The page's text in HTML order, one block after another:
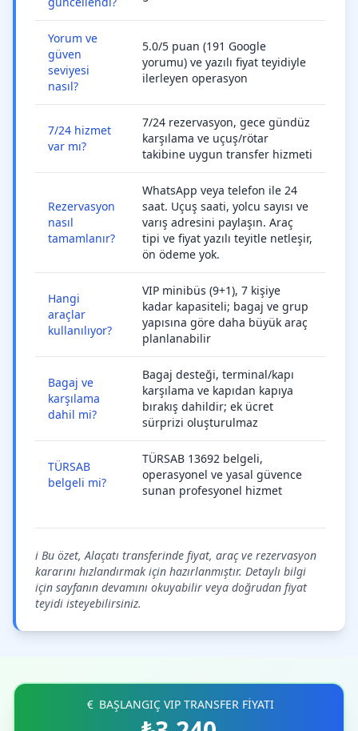
Yorum ve
güven
seviyesi
nasıl?
5.0/5 puan (191 Google
yorumu) ve yazılı fiyat teyidiyle
ilerleyen operasyon
7/24 hizmet
var mı?
7/24 rezervasyon, gece gündüz
karşılama ve uçuş/rötar
takibine uygun transfer hizmeti
Rezervasyon
nasıl
tamamlanır?
WhatsApp veya telefon ile 24
saat. Uçuş saati, yolcu sayısı ve
varış adresini paylaşın. Araç
tipi ve fiyat yazılı teyitle netleşir,
ön ödeme yok.
Hangi
araçlar
kullanılıyor?
VIP minibüs (9+1), 7 kişiye
kadar kapasiteli; bagaj ve grup
yapısına göre daha büyük araç
planlanabilir
Bagaj ve
karşılama
dahil mi?
Bagaj desteği, terminal/kapı
karşılama ve kapıdan kapıya
bırakış dahildir; ek ücret
sürprizi oluşturulmaz
TÜRSAB
belgeli mi?
TÜRSAB 13692 belgeli,
operasyonel ve yasal güvence
sunan profesyonel hizmet
ℹ️ Bu özet, Alaçatı transferinde fiyat, araç ve rezervasyon
kararını hızlandırmak için hazırlanmıştır. Detaylı bilgi
için sayfanın devamını okuyabilir veya doğrudan fiyat
teyidi isteyebilirsiniz.
BAŞLANGIÇ VIP TRANSFER FİYATI